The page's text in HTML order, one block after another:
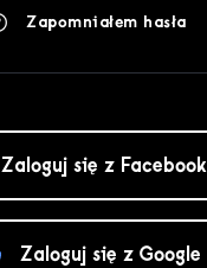
Zapomniałem hasła
Zaloguj się z Facebook
Zaloguj się z Google